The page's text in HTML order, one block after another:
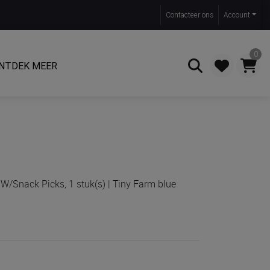
Contacteer ons Account
MEER
0
Snack Picks, 1 stuk(s) | Tiny Farm blue